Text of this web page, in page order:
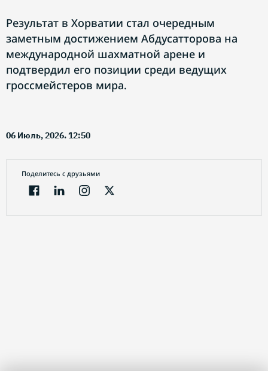
Результат в Хорватии стал очередным
заметным достижением Абдусатторова на
международной шахматной арене и
подтвердил его позиции среди ведущих
гроссмейстеров мира.
06 Июль, 2026. 12:50
Поделитесь с друзьями